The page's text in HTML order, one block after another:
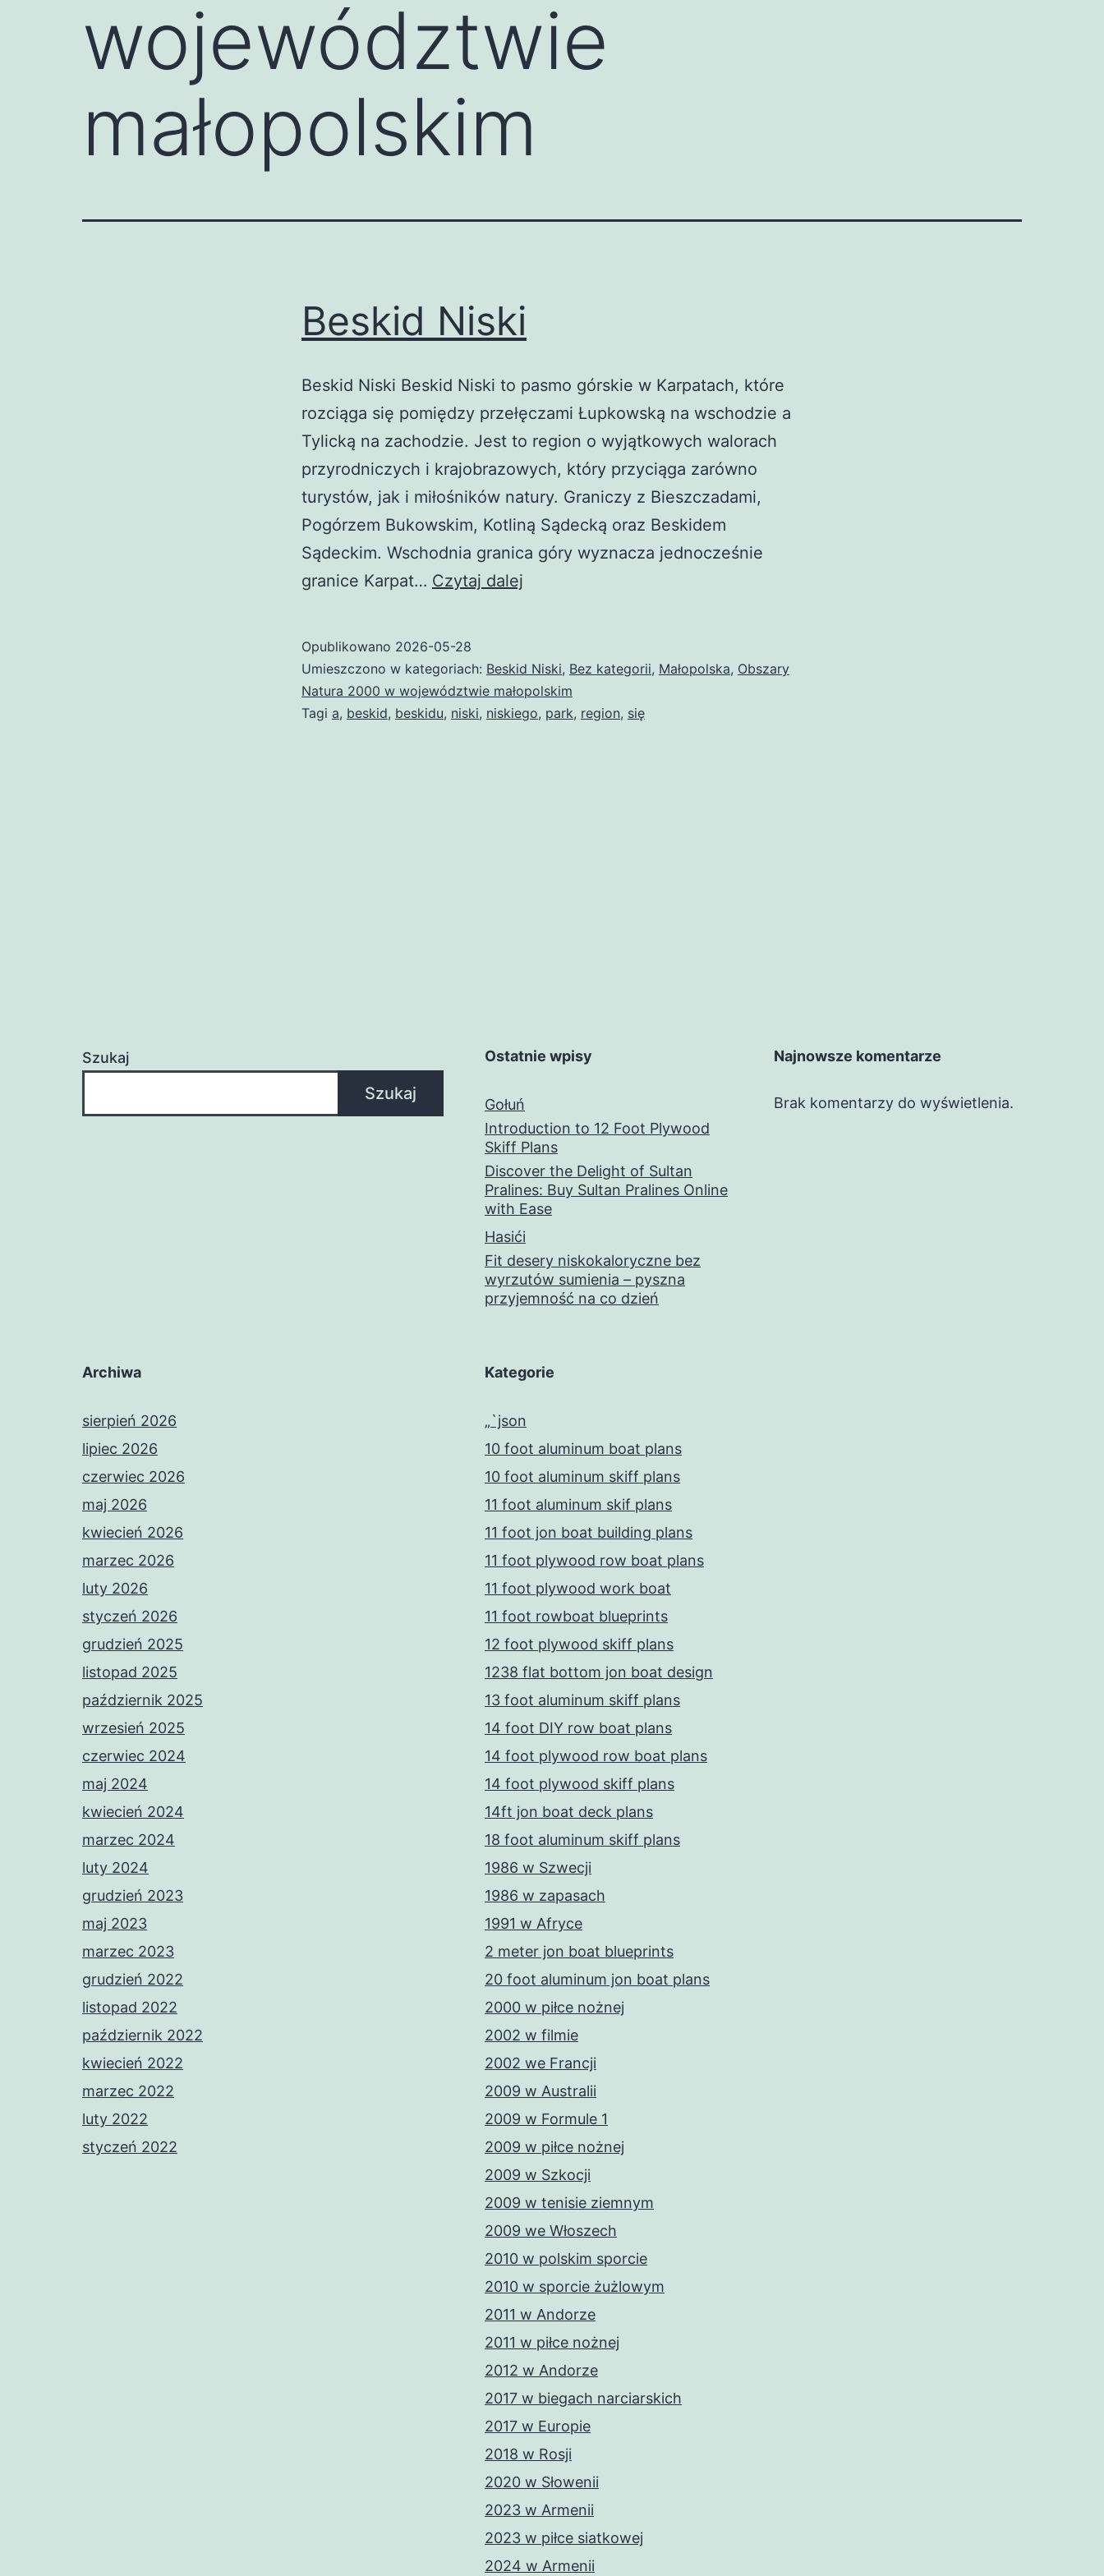
województwie
małopolskim
Beskid Niski
Beskid Niski Beskid Niski to pasmo górskie w Karpatach, które
rozciąga się pomiędzy przełęczami Łupkowską na wschodzie a
Tylicką na zachodzie. Jest to region o wyjątkowych walorach
przyrodniczych i krajobrazowych, który przyciąga zarówno
turystów, jak i miłośników natury. Graniczy z Bieszczadami,
Pogórzem Bukowskim, Kotliną Sądecką oraz Beskidem
Sądeckim. Wschodnia granica góry wyznacza jednocześnie
granice Karpat… Czytaj dalej
Opublikowano 2026-05-28
Umieszczono w kategoriach: Beskid Niski, Bez kategorii, Małopolska, Obszary
Natura 2000 w województwie małopolskim
Tagi a, beskid, beskidu, niski, niskiego, park, region, się
Szukaj
Szukaj
Ostatnie wpisy
Gołuń
Introduction to 12 Foot Plywood
Skiff Plans
Discover the Delight of Sultan
Pralines: Buy Sultan Pralines Online
with Ease
Hasići
Fit desery niskokaloryczne bez
wyrzutów sumienia – pyszna
przyjemność na co dzień
Najnowsze komentarze
Brak komentarzy do wyświetlenia.
Archiwa
sierpień 2026
lipiec 2026
czerwiec 2026
maj 2026
kwiecień 2026
marzec 2026
luty 2026
styczeń 2026
grudzień 2025
listopad 2025
październik 2025
wrzesień 2025
czerwiec 2024
maj 2024
kwiecień 2024
marzec 2024
luty 2024
grudzień 2023
maj 2023
marzec 2023
grudzień 2022
listopad 2022
październik 2022
kwiecień 2022
marzec 2022
luty 2022
styczeń 2022
Kategorie
„`json
10 foot aluminum boat plans
10 foot aluminum skiff plans
11 foot aluminum skif plans
11 foot jon boat building plans
11 foot plywood row boat plans
11 foot plywood work boat
11 foot rowboat blueprints
12 foot plywood skiff plans
1238 flat bottom jon boat design
13 foot aluminum skiff plans
14 foot DIY row boat plans
14 foot plywood row boat plans
14 foot plywood skiff plans
14ft jon boat deck plans
18 foot aluminum skiff plans
1986 w Szwecji
1986 w zapasach
1991 w Afryce
2 meter jon boat blueprints
20 foot aluminum jon boat plans
2000 w piłce nożnej
2002 w filmie
2002 we Francji
2009 w Australii
2009 w Formule 1
2009 w piłce nożnej
2009 w Szkocji
2009 w tenisie ziemnym
2009 we Włoszech
2010 w polskim sporcie
2010 w sporcie żużlowym
2011 w Andorze
2011 w piłce nożnej
2012 w Andorze
2017 w biegach narciarskich
2017 w Europie
2018 w Rosji
2020 w Słowenii
2023 w Armenii
2023 w piłce siatkowej
2024 w Armenii